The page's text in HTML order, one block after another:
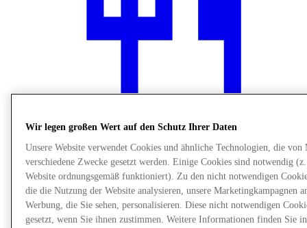
Restaurants
Services
Entdecke die Region
Geschenkkarte
Wir legen großen Wert auf den Schutz Ihrer Daten
Unsere Website verwendet Cookies und ähnliche Technologien, die
verschiedene Zwecke gesetzt werden. Einige Cookies sind notwendig
Website ordnungsgemäß funktioniert). Zu den nicht notwendigen
die die Nutzung der Website analysieren, unsere Marketingkampagnen
Werbung, die Sie sehen, personalisieren. Diese nicht notwendigen
gesetzt, wenn Sie ihnen zustimmen. Weitere Informationen finden Sie